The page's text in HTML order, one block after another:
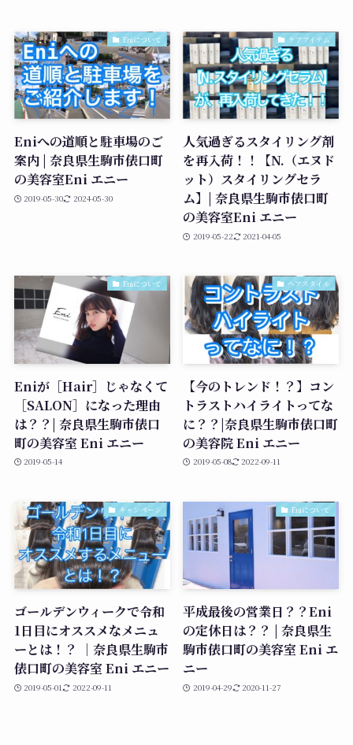
Eniについて
Eniへの道順と駐車場のご
案内 | 奈良県生駒市俵口町
の美容室Eni エニー
2019-05-30 2024-05-30
ケアアイテム
人気過ぎるスタイリング剤
を再入荷！！【N.（エヌド
ット）スタイリングセラ
ム】| 奈良県生駒市俵口町
の美容室Eni エニー
2019-05-22 2021-04-05
Eniについて
Eniが［Hair］じゃなくて
［SALON］になった理由
は？？| 奈良県生駒市俵口
町の美容室 Eni エニー
2019-05-14
ヘアスタイル
【今のトレンド！？】コン
トラストハイライトってな
に？？|奈良県生駒市俵口町
の美容院 Eni エニー
2019-05-08 2022-09-11
キャンペーン
ゴールデンウィークで令和
1日目にオススメなメニュ
ーとは！？ ｜奈良県生駒市
俵口町の美容室 Eni エニー
2019-05-01 2022-09-11
Eniについて
平成最後の営業日？？Eni
の定休日は？？ | 奈良県生
駒市俵口町の美容室 Eni エ
ニー
2019-04-29 2020-11-27